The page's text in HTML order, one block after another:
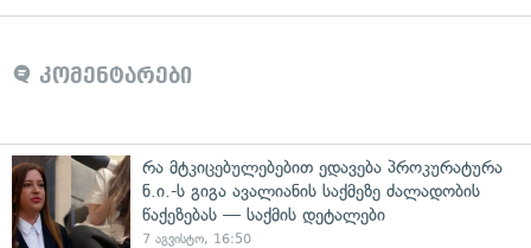
კომენტარები
რა მტკიცებულებებით ედავება პროკურატურა
ნ.ი.-ს გიგა ავალიანის საქმეზე ძალადობის
წაქეზებას — საქმის დეტალები
7 აგვისტო, 16:50